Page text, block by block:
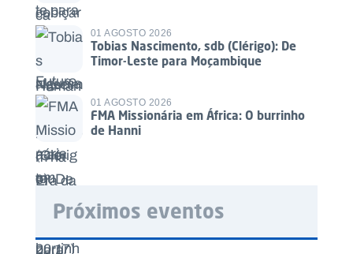
01 AGOSTO 2026
Tobias Nascimento, sdb (Clérigo): De
Timor-Leste para Moçambique
01 AGOSTO 2026
FMA Missionária em África: O burrinho
de Hanni
Próximos eventos